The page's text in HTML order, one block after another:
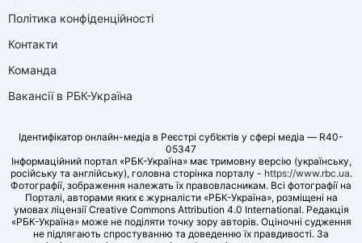
Політика конфіденційності
Контакти
Команда
Вакансії в РБК-Україна
Ідентифікатор онлайн-медіа в Реєстрі суб’єктів у сфері медіа — R40-
05347
Інформаційний портал «РБК-Україна» має тримовну версію (українську,
російську та англійську), головна сторінка порталу - https://www.rbc.ua.
Фотографії, зображення належать їх правовласникам. Всі фотографії на
Порталі, авторами яких є журналісти «РБК-Україна», розміщені на
умовах ліцензії Creative Commons Attribution 4.0 International. Редакція
«РБК-Україна» може не поділяти точку зору авторів. Оціночні судження
не підлягають спростуванню та доведенню їх правдивості. За